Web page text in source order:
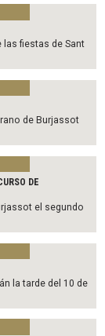
las fiestas de Sant
de Burjassot
DE
el segundo
la tarde del 10 de